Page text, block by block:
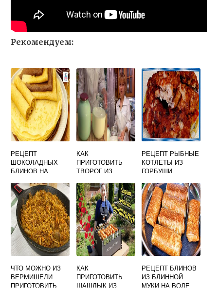
Рекомендуем:
РЕЦЕПТ
ШОКОЛАДНЫХ
БЛИНОВ НА
КАК
ПРИГОТОВИТЬ
ТВОРОГ ИЗ
МОЛОКА В
ДОМАШНИХ
УСЛОВИЯХ БЕЗ
НАГРЕВАНИЯ
РЕЦЕПТ РЫБНЫЕ
КОТЛЕТЫ ИЗ
ГОРБУШИ
ЧТО МОЖНО ИЗ
ВЕРМИШЕЛИ
ПРИГОТОВИТЬ
КАК
ПРИГОТОВИТЬ
ШАШЛЫК ИЗ
РЕЦЕПТ БЛИНОВ
ИЗ БЛИННОЙ
МУКИ НА ВОДЕ